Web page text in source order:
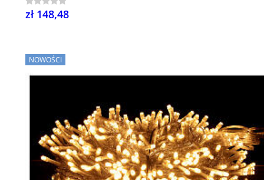
zł 148,48
NOWOŚCI